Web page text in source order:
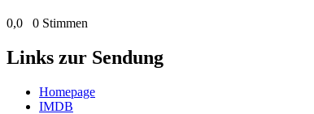
0,0 0 Stimmen
Links zur Sendung
Homepage
IMDB